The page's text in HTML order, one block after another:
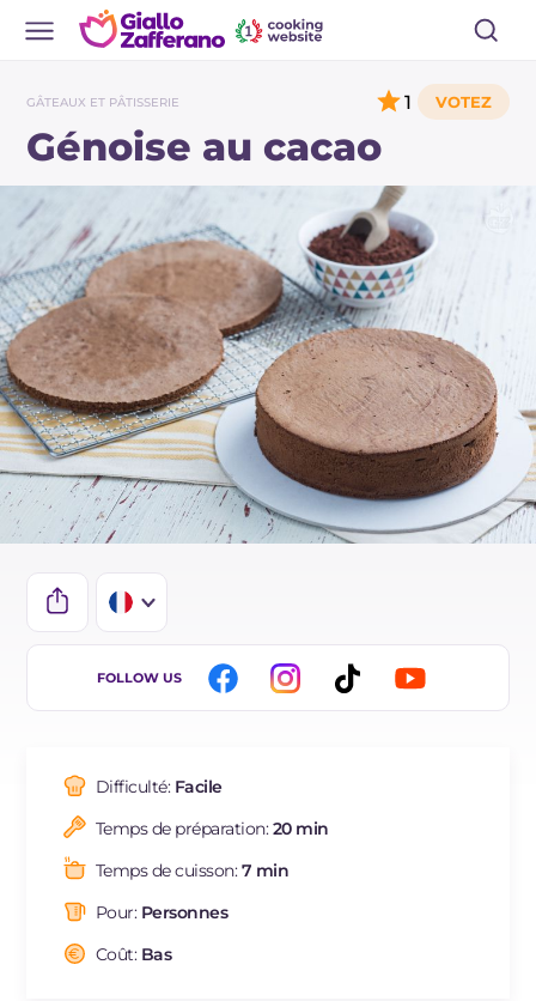
GÂTEAUX ET PÂTISSERIE
Génoise au cacao
1
IT
DE
BR
FOLLOW US
Difficulté: Facile
Temps de préparation:20 min
Temps de cuisson:7 min
Pour: Personnes
Coût: Bas